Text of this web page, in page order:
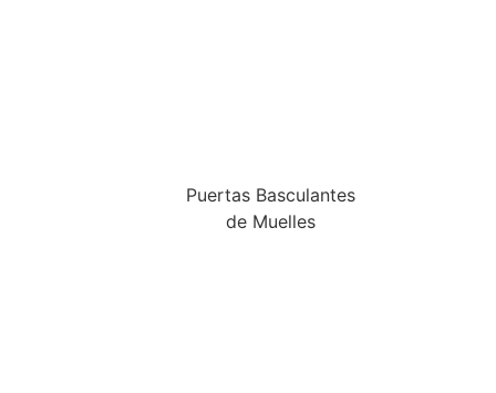
Puertas Basculantes
de Muelles